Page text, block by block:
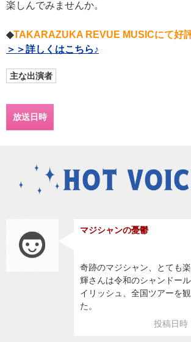
楽しんでみませんか。
◆TAKARAZUKA REVUE MUSICにて好
＞＞詳しくはこちら♪
主な出演者
放送日時
マジシャンの憂鬱
奇跡のマジシャン、とても
輝さんは令和のシャンドー
イリッシュ、全国ツアーを
た。
投稿日時